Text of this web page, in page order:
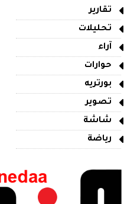
تقارير
تحليلات
آراء
حوارات
بورتريه
تصوير
شاشة
رياضة